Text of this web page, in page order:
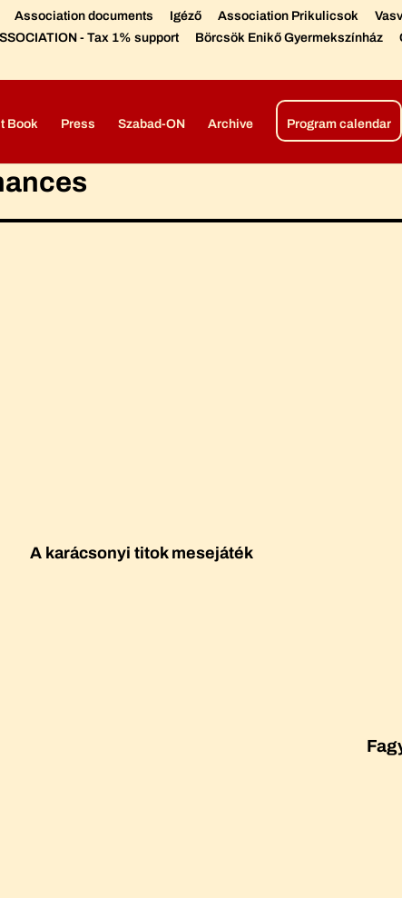
Association documents Igéző Association Prikulicsok
- Tax 1% support Börcsök Enikő Gyermekszínház
Book Press Szabad-ON Archive Program calendar
A karácsonyi titok mesejáték